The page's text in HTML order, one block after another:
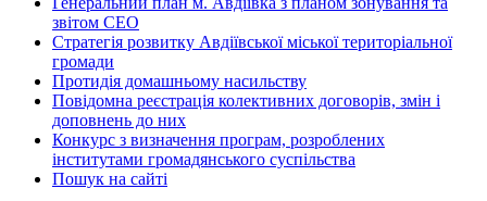
звітом СЕО
Стратегія розвитку Авдіївської міської територіальної
громади
Протидія домашньому насильству
Повідомна реєстрація колективних договорів, змін і
доповнень до них
Конкурс з визначення програм, розроблених
інститутами громадянського суспільства
Пошук на сайті